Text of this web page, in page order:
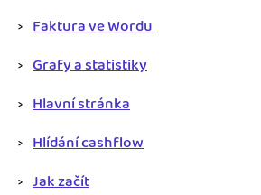
Faktura ve Wordu
Grafy a statistiky
Hlavní stránka
Hlídání cashflow
Jak začít